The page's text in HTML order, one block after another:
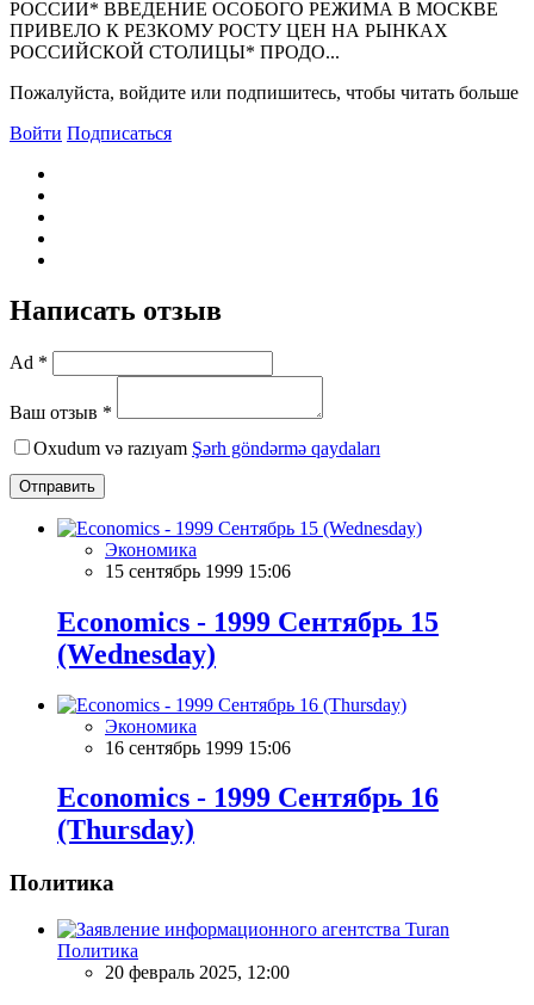
РОССИИ* ВВЕДЕHИЕ ОСОБОГО РЕЖИМА В МОСКВЕ
ПРИВЕЛО К РЕЗКОМУ РОСТУ ЦЕH HА РЫHКАХ
РОССИЙСКОЙ СТОЛИЦЫ* ПРОДО...
Пожалуйста, войдите или подпишитесь, чтобы читать больше
Войти Подписаться
Написать отзыв
Ad *
Ваш отзыв *
Oxudum və razıyam Şərh göndərmə qaydaları
Отправить
Экономика
15 сентябрь 1999 15:06
Economics - 1999 Сентябрь 15
(Wednesday)
Экономика
16 сентябрь 1999 15:06
Economics - 1999 Сентябрь 16
(Thursday)
Политика
Политика
20 февраль 2025, 12:00